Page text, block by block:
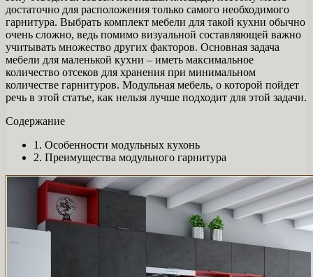
достаточно для расположения только самого необходимого
гарнитура. Выбрать комплект мебели для такой кухни обычно
очень сложно, ведь помимо визуальной составляющей важно
учитывать множество других факторов. Основная задача
мебели для маленькой кухни – иметь максимальное
количество отсеков для хранения при минимальном
количестве гарнитуров. Модульная мебель, о которой пойдет
речь в этой статье, как нельзя лучше подходит для этой задачи.
Содержание
1. Особенности модульных кухонь
2. Преимущества модульного гарнитура